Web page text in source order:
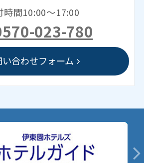
時間10:00～17:00
023-780
い合わせフォーム